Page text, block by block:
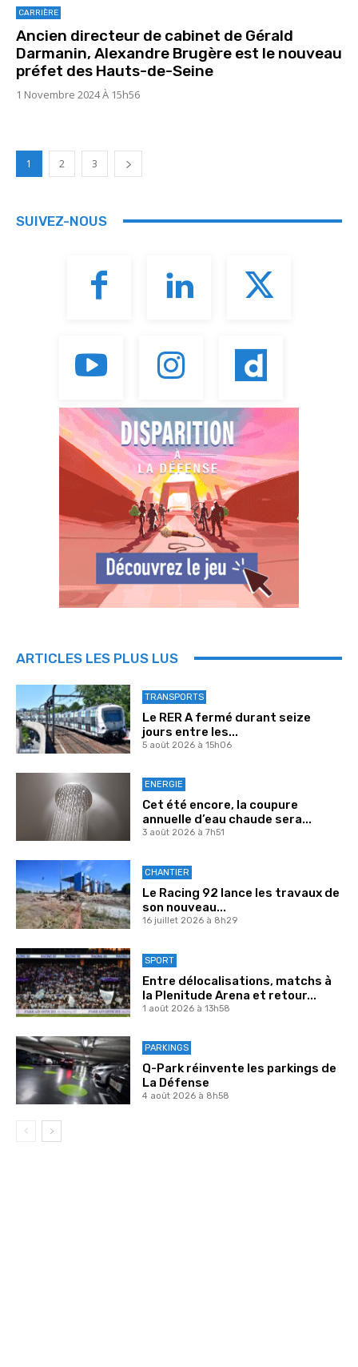
CARRIÈRE
Ancien directeur de cabinet de Gérald
Darmanin, Alexandre Brugère est le nouveau
préfet des Hauts-de-Seine
1 Novembre 2024 À 15h56
1 2 3
SUIVEZ-NOUS
ARTICLES LES PLUS LUS
TRANSPORTS
Le RER A fermé durant seize
jours entre les...
5 août 2026 à 15h06
ENERGIE
Cet été encore, la coupure
annuelle d’eau chaude sera...
3 août 2026 à 7h51
CHANTIER
Le Racing 92 lance les travaux de
son nouveau...
16 juillet 2026 à 8h29
SPORT
Entre délocalisations, matchs à
la Plenitude Arena et retour...
1 août 2026 à 13h58
PARKINGS
Q-Park réinvente les parkings de
La Défense
4 août 2026 à 8h58